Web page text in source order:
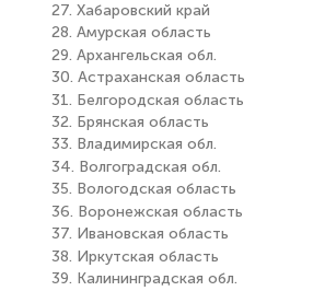
27. Хабаровский край
28. Амурская область
29. Архангельская обл.
30. Астраханская область
31. Белгородская область
32. Брянская область
33. Владимирская обл.
34. Волгоградская обл.
35. Вологодская область
36. Воронежская область
37. Ивановская область
38. Иркутская область
39. Калининградская обл.